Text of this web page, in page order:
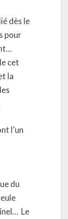
dès le
pour
cet
la
l’un
du
Le